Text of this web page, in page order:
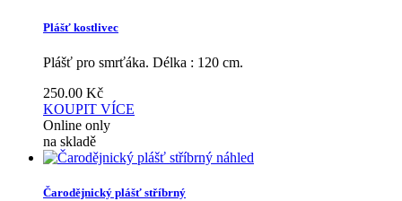
Plášť kostlivec
Plášť pro smrťáka. Délka : 120 cm.
250.00 Kč
KOUPIT VÍCE
Online only
na skladě
náhled
Čarodějnický plášť stříbrný